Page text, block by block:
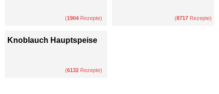
(1904 Rezepte) (8717 Rezepte)
Knoblauch Hauptspeise
(6132 Rezepte)